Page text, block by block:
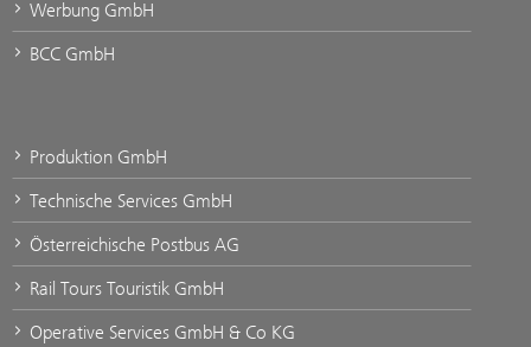
Werbung GmbH
BCC GmbH
Produktion GmbH
Technische Services GmbH
Österreichische Postbus AG
Rail Tours Touristik GmbH
Operative Services GmbH & Co KG